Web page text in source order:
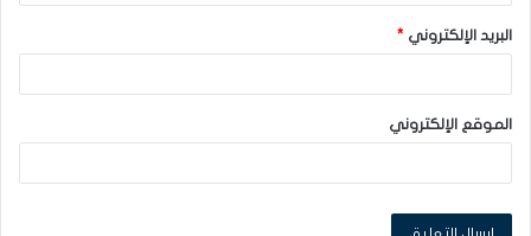
البريد الإلكتروني *
الموقع الإلكتروني